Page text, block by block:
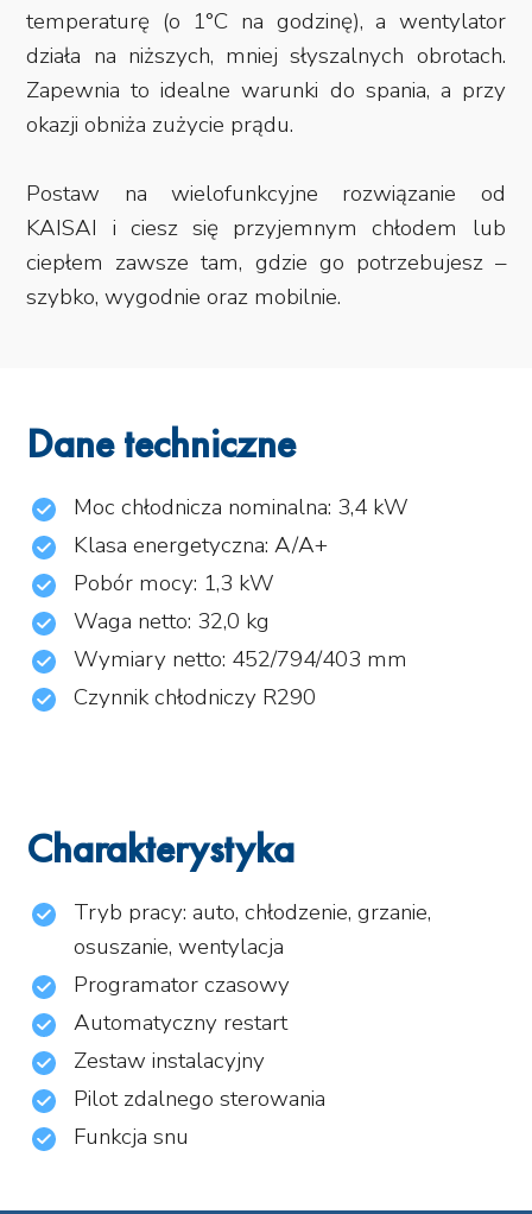
temperaturę (o 1°C na godzinę), a wentylator
działa na niższych, mniej słyszalnych obrotach.
Zapewnia to idealne warunki do spania, a przy
okazji obniża zużycie prądu.
Postaw na wielofunkcyjne rozwiązanie od
KAISAI i ciesz się przyjemnym chłodem lub
ciepłem zawsze tam, gdzie go potrzebujesz –
szybko, wygodnie oraz mobilnie.
Dane techniczne
Moc chłodnicza nominalna: 3,4 kW
Klasa energetyczna: A/A+
Pobór mocy: 1,3 kW
Waga netto: 32,0 kg
Wymiary netto: 452/794/403 mm
Czynnik chłodniczy R290
Charakterystyka
Tryb pracy: auto, chłodzenie, grzanie,
osuszanie, wentylacja
Programator czasowy
Automatyczny restart
Zestaw instalacyjny
Pilot zdalnego sterowania
Funkcja snu